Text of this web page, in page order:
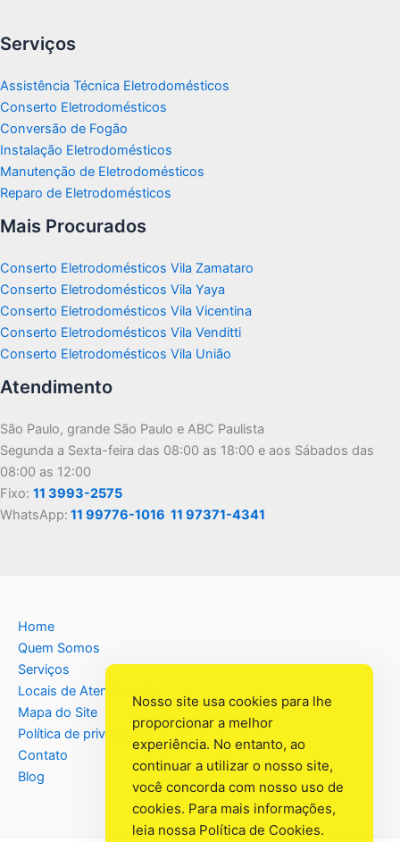
Serviços
Assistência Técnica Eletrodomésticos
Conserto Eletrodomésticos
Conversão de Fogão
Instalação Eletrodomésticos
Manutenção de Eletrodomésticos
Reparo de Eletrodomésticos
Mais Procurados
Conserto Eletrodomésticos Vila Zamataro
Conserto Eletrodomésticos Vila Yaya
Conserto Eletrodomésticos Vila Vicentina
Conserto Eletrodomésticos Vila Venditti
Conserto Eletrodomésticos Vila União
Atendimento
São Paulo, grande São Paulo e ABC Paulista
Segunda a Sexta-feira das 08:00 as 18:00 e aos Sábados das
08:00 as 12:00
Fixo: 11 3993-2575
WhatsApp: 11 99776-1016 11 97371-4341
Home
Quem Somos
Serviços
Locais de Atendimento
Mapa do Site
Política de privacidade
Contato
Blog
Nosso site usa cookies para lhe
proporcionar a melhor
experiência. No entanto, ao
continuar a utilizar o nosso site,
você concorda com nosso uso de
cookies. Para mais informações,
leia nossa Política de Cookies.